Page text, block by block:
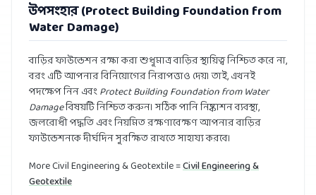
উপসংহার (Protect Building Foundation from
Water Damage)
বাড়ির ফাউন্ডেশন রক্ষা করা শুধুমাত্র বাড়ির স্থায়িত্ব নিশ্চিত করে না,
বরং এটি আপনার বিনিয়োগের নিরাপত্তাও দেয়। তাই, এখনই
পদক্ষেপ নিন এবংProtect Building Foundation from Water
Damageবিষয়টি নিশ্চিত করুন। সঠিক পানি নিষ্কাশন ব্যবস্থা,
জলরোধী পদ্ধতি এবং নিয়মিত রক্ষণাবেক্ষণ আপনার বাড়ির
ফাউন্ডেশনকে দীর্ঘদিন সুরক্ষিত রাখতে সাহায্য করবে।
More Civil Engineering & Geotextile =Civil Engineering &
Geotextile